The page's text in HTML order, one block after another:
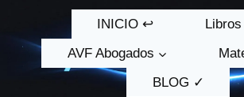
contenido
INICIO ↩
Libros
AVF Abogados
BLOG ✓